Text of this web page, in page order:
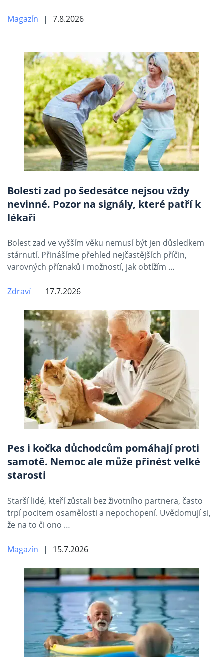
Magazín 7.8.2026
Bolesti zad po šedesátce nejsou vždy
nevinné. Pozor na signály, které patří k
lékaři
Bolest zad ve vyšším věku nemusí být jen důsledkem
stárnutí. Přinášíme přehled nejčastějších příčin,
varovných příznaků i možností, jak obtížím …
Zdraví 17.7.2026
Pes i kočka důchodcům pomáhají proti
samotě. Nemoc ale může přinést velké
starosti
Starší lidé, kteří zůstali bez životního partnera, často
trpí pocitem osamělosti a nepochopení. Uvědomují si,
že na to či ono …
Magazín 15.7.2026